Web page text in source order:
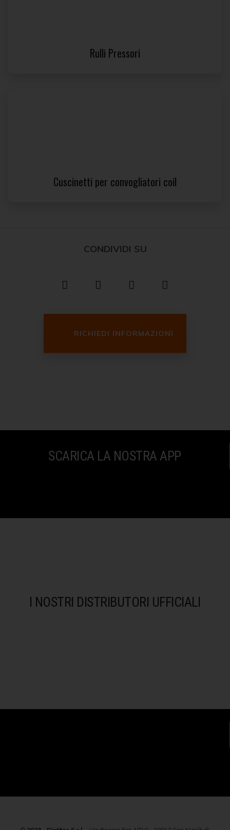
Rulli Pressori
Cuscinetti per convogliatori coil
CONDIVIDI SU
Facebook Twitter LinkedIn
RICHIEDI INFORMAZIONI
SCARICA LA NOSTRA APP
I NOSTRI DISTRIBUTORI UFFICIALI